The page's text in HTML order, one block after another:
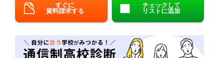
閉じる
すぐに
資料請求する
チェックして
リストに追加